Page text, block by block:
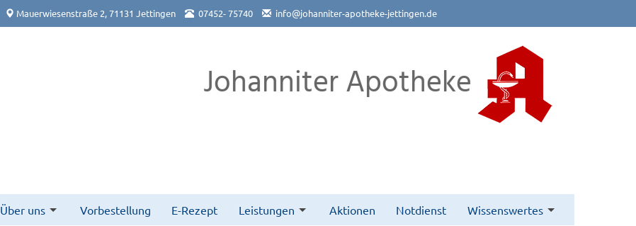
Mauerwiesenstraße 2, 71131 Jettingen 07452- 75740 info@johanniter-apotheke-jettingen.de
Johanniter Apotheke
Über uns Vorbestellung E-Rezept Leistungen Aktionen Notdienst Wissenswertes